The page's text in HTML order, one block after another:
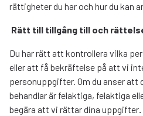
rättigheter du har och hur du kan
Rätt till tillgång till och
Du har rätt att kontrollera vilka
eller att få bekräftelse på att vi
personuppgifter. Om du anser
behandlar är felaktiga, felaktiga
begära att vi rättar dina uppgifter.